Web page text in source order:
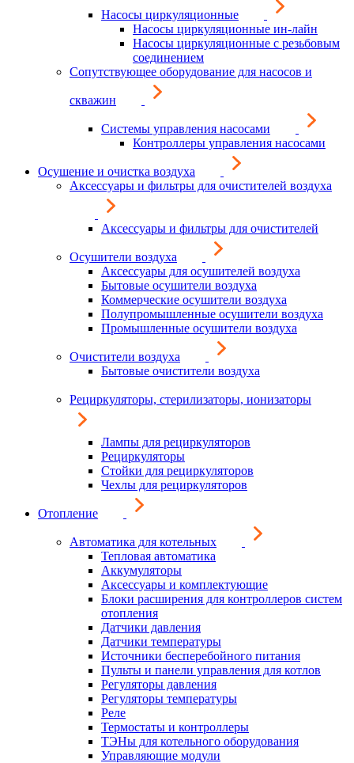
Насосы циркуляционные
Насосы циркуляционные ин-лайн
Насосы циркуляционные с резьбовым
соединением
Сопутствующее оборудование для насосов и
скважин
Системы управления насосами
Контроллеры управления насосами
Осушение и очистка воздуха
Аксессуары и фильтры для очистителей воздуха
Аксессуары и фильтры для очистителей
Осушители воздуха
Аксессуары для осушителей воздуха
Бытовые осушители воздуха
Коммерческие осушители воздуха
Полупромышленные осушители воздуха
Промышленные осушители воздуха
Очистители воздуха
Бытовые очистители воздуха
Рециркуляторы, стерилизаторы, ионизаторы
Лампы для рециркуляторов
Рециркуляторы
Стойки для рециркуляторов
Чехлы для рециркуляторов
Отопление
Автоматика для котельных
Тепловая автоматика
Аккумуляторы
Аксессуары и комплектующие
Блоки расширения для контроллеров систем
отопления
Датчики давления
Датчики температуры
Источники бесперебойного питания
Пульты и панели управления для котлов
Регуляторы давления
Регуляторы температуры
Реле
Термостаты и контроллеры
ТЭНы для котельного оборудования
Управляющие модули